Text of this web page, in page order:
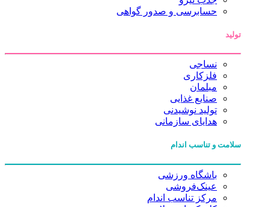
حسابرسی و صدور گواهی
تولید
نساجی
فلزکاری
مبلمان
صنایع غذایی
تولید نوشیدنی
هدایای سازمانی
سلامت و تناسب اندام
باشگاه ورزشی
عینک‌فروشی
مرکز تناسب اندام